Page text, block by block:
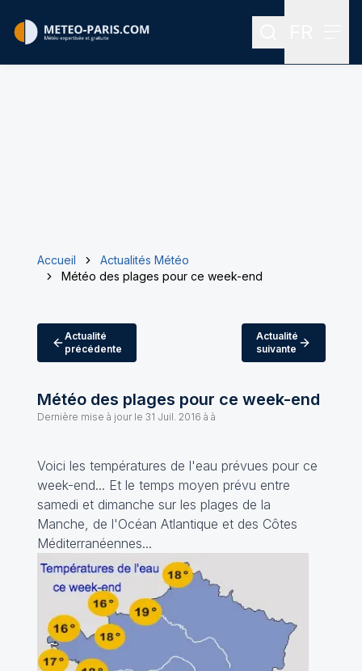
Rechercher
Accueil
Actualités Météo
Météo des plages pour ce week-end
Actualité
précédente
Actualité
suivante
Météo des plages pour ce week-end
Dernière mise à jour le 31 Juil. 2016 à à
Voici les températures de l'eau prévues pour ce
week-end... Et le temps moyen prévu entre
samedi et dimanche sur les plages de la
Manche, de l'Océan Atlantique et des Côtes
Méditerranéennes...